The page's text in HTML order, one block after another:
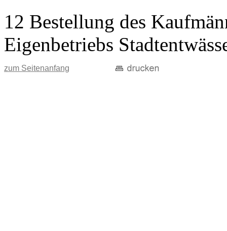
12 Bestellung des
Eigenbetriebs
zum Seitenanfang